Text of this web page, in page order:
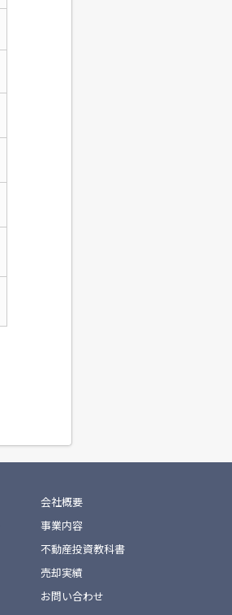
会社概要
事業内容
不動産投資教科書
売却実績
お問い合わせ